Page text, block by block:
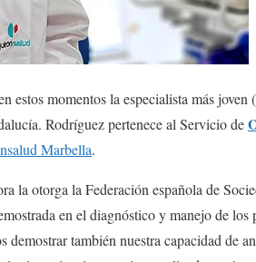
estos momentos la especialista más joven
Rodríguez pertenece al Servicio de
Marbella.
la otorga la Federación española de
en el diagnóstico y manejo de
demostrar también nuestra capacidad de